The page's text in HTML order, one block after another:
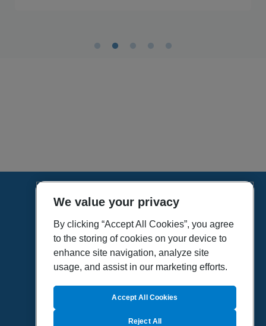
HOME
VÍDEOS
POLÍTICA DE PRIVACIDAD
POLÍTICA DE COOKIES
MAPA DEL SITIO
QUIENES SOMOS
We value your privacy
By clicking “Accept All Cookies”, you agree
to the storing of cookies on your device to
enhance site navigation, analyze site
usage, and assist in our marketing efforts.
Reject All
Accept All Cookies